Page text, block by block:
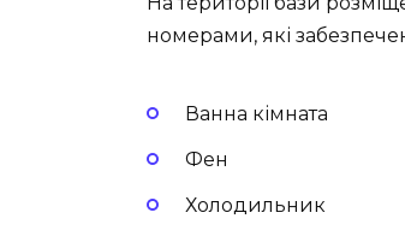
номерами, які
Ванна кімната
Фен
Холодильник